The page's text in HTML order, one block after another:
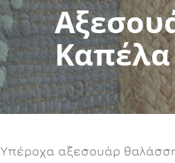
Καπέλα
Υπέροχα αξεσουάρ